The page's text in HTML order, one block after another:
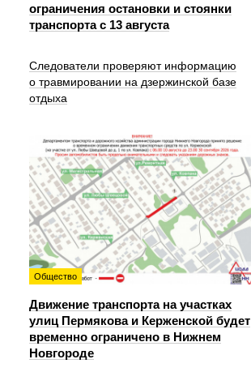
ограничения остановки и стоянки
транспорта с 13 августа
Следователи проверяют информацию
о травмировании на дзержинской базе
отдыха
Общество
Движение транспорта на участках
улиц Пермякова и Керженской будет
временно ограничено в Нижнем
Новгороде